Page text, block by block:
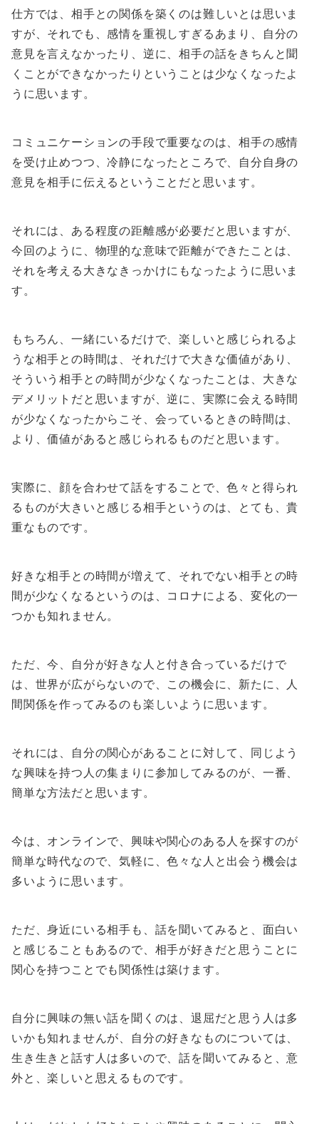
仕方では、相手との関係を築くのは難しいとは思いま
すが、それでも、感情を重視しすぎるあまり、自分の
意見を言えなかったり、逆に、相手の話をきちんと聞
くことができなかったりということは少なくなったよ
うに思います。
コミュニケーションの手段で重要なのは、相手の感情
を受け止めつつ、冷静になったところで、自分自身の
意見を相手に伝えるということだと思います。
それには、ある程度の距離感が必要だと思いますが、
今回のように、物理的な意味で距離ができたことは、
それを考える大きなきっかけにもなったように思いま
す。
もちろん、一緒にいるだけで、楽しいと感じられるよ
うな相手との時間は、それだけで大きな価値があり、
そういう相手との時間が少なくなったことは、大きな
デメリットだと思いますが、逆に、実際に会える時間
が少なくなったからこそ、会っているときの時間は、
より、価値があると感じられるものだと思います。
実際に、顔を合わせて話をすることで、色々と得られ
るものが大きいと感じる相手というのは、とても、貴
重なものです。
好きな相手との時間が増えて、それでない相手との時
間が少なくなるというのは、コロナによる、変化の一
つかも知れません。
ただ、今、自分が好きな人と付き合っているだけで
は、世界が広がらないので、この機会に、新たに、人
間関係を作ってみるのも楽しいように思います。
それには、自分の関心があることに対して、同じよう
な興味を持つ人の集まりに参加してみるのが、一番、
簡単な方法だと思います。
今は、オンラインで、興味や関心のある人を探すのが
簡単な時代なので、気軽に、色々な人と出会う機会は
多いように思います。
ただ、身近にいる相手も、話を聞いてみると、面白い
と感じることもあるので、相手が好きだと思うことに
関心を持つことでも関係性は築けます。
自分に興味の無い話を聞くのは、退屈だと思う人は多
いかも知れませんが、自分の好きなものについては、
生き生きと話す人は多いので、話を聞いてみると、意
外と、楽しいと思えるものです。